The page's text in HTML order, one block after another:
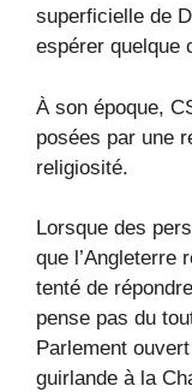
superficielle de
espérer quelque
À son époque,
posées par une
religiosité.
Lorsque des
que l’Angleterre
tenté de
pense pas du
Parlement
guirlande à la